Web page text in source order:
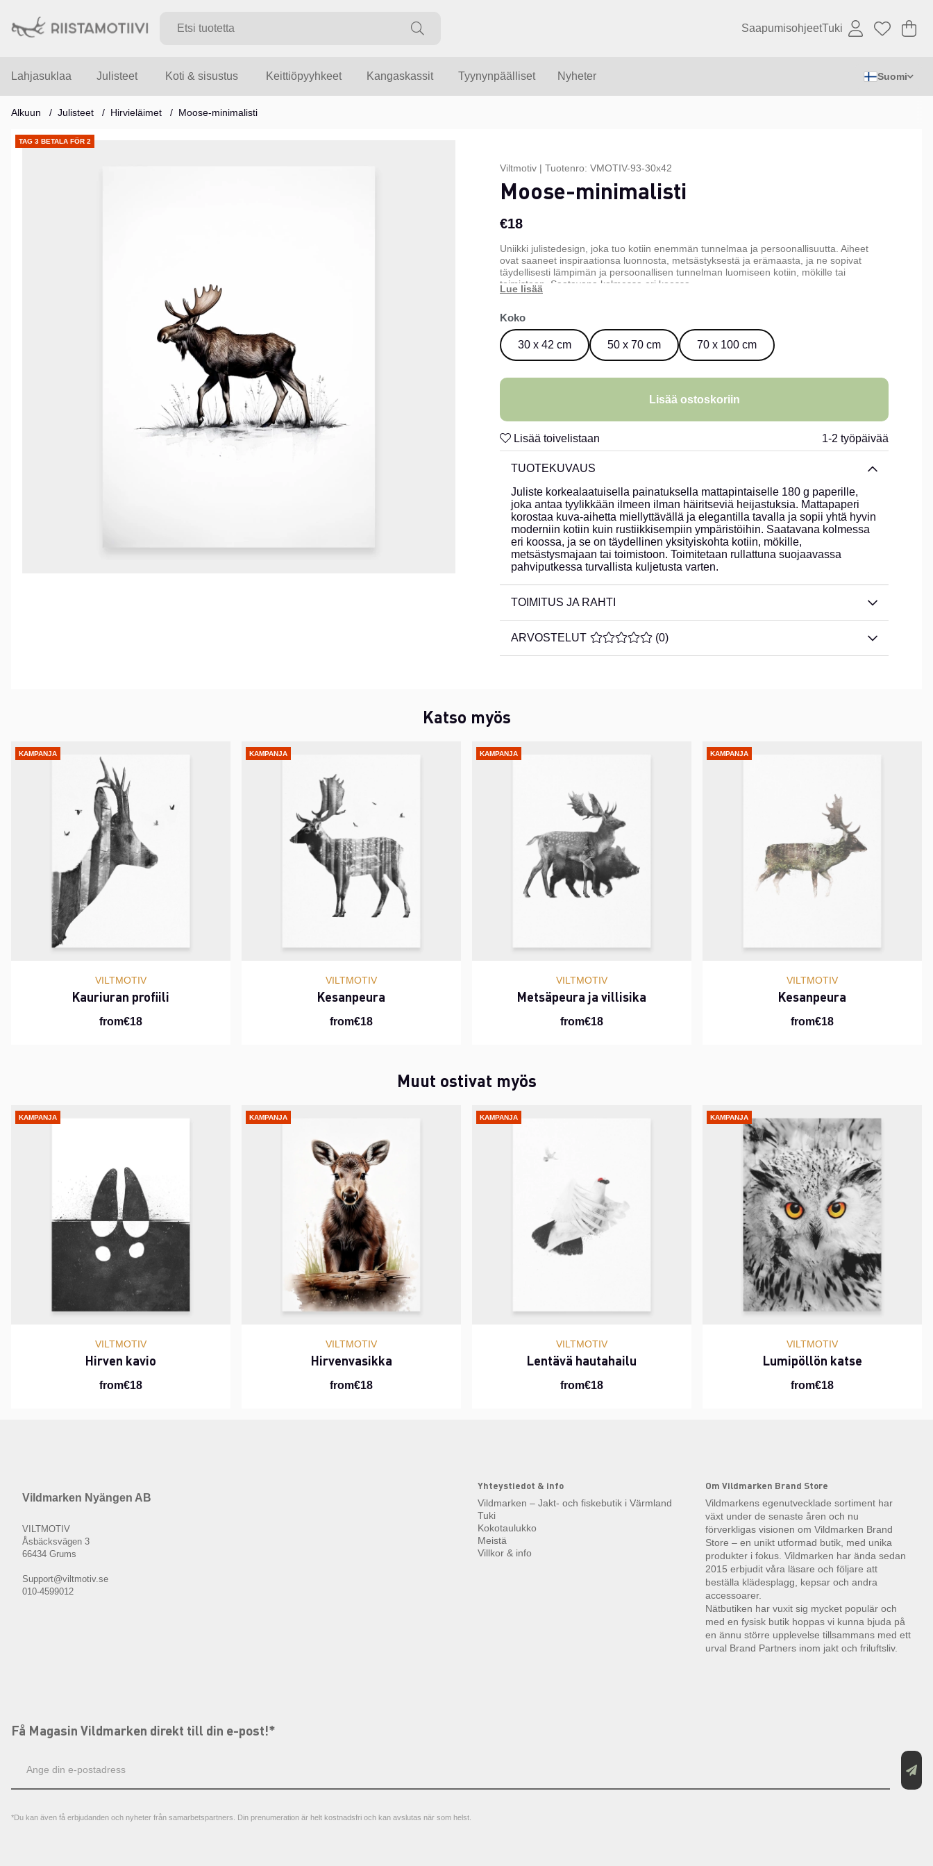
SaapumisohjeetTuki .
Lahjasuklaa Julisteet Koti & sisustus Keittiöpyyhkeet Kangaskassit Tyynynpäälliset Nyheter Suomi
Alkuun Julisteet Hirvieläimet Moose-minimalisti
TAG 3 BETALA FÖR 2
Tuotekuvat
Viltmotiv | Tuotenro: VMOTIV-93-30x42
Moose-minimalisti
€18
Uniikki julistedesign, joka tuo kotiin enemmän tunnelmaa ja persoonallisuutta. Aiheet
ovat saaneet inspiraationsa luonnosta, metsästyksestä ja erämaasta, ja ne sopivat
täydellisesti lämpimän ja persoonallisen tunnelman luomiseen kotiin, mökille tai
toimistoon. Saatavana kolmessa eri koossa.
Koko
30 x 42 cm 50 x 70 cm 70 x 100 cm
Lisää ostoskoriin
Lisää toivelistaan 1-2 työpäivää
TUOTEKUVAUS
Juliste korkealaatuisella painatuksella mattapintaiselle 180 g paperille,
joka antaa tyylikkään ilmeen ilman häiritseviä heijastuksia. Mattapaperi
korostaa kuva-aihetta miellyttävällä ja elegantilla tavalla ja sopii yhtä hyvin
moderniin kotiin kuin rustiikkisempiin ympäristöihin. Saatavana kolmessa
eri koossa, ja se on täydellinen yksityiskohta kotiin, mökille,
metsästysmajaan tai toimistoon. Toimitetaan rullattuna suojaavassa
pahviputkessa turvallista kuljetusta varten.
TOIMITUS JA RAHTI
ARVOSTELUT KESKIARVOLUOKITUS 0 / 5 ARVIOIDEN MÄÄRÄ 0
(0)
Katso myös
KAMPANJA
VILTMOTIV
Kauriuran profiili
from€18
KAMPANJA
VILTMOTIV
Kesanpeura
from€18
KAMPANJA
VILTMOTIV
Metsäpeura ja villisika
from€18
KAMPANJA
VILTMOTIV
Kesanpeura
from€18
Muut ostivat myös
KAMPANJA
VILTMOTIV
Hirven kavio
from€18
KAMPANJA
VILTMOTIV
Hirvenvasikka
from€18
KAMPANJA
VILTMOTIV
Lentävä hautahailu
from€18
KAMPANJA
VILTMOTIV
Lumipöllön katse
from€18
Vildmarken Nyängen AB
VILTMOTIV
Åsbäcksvägen 3
66434 Grums
Support@viltmotiv.se
010-4599012
Yhteystiedot & info
Vildmarken – Jakt- och fiskebutik i Värmland
Tuki
Kokotaulukko
Meistä
Villkor & info
Om Vildmarken Brand Store
Vildmarkens egenutvecklade sortiment har
växt under de senaste åren och nu
förverkligas visionen om Vildmarken Brand
Store – en unikt utformad butik, med unika
produkter i fokus. Vildmarken har ända sedan
2015 erbjudit våra läsare och följare att
beställa klädesplagg, kepsar och andra
accessoarer.
Nätbutiken har vuxit sig mycket populär och
med en fysisk butik hoppas vi kunna bjuda på
en ännu större upplevelse tillsammans med ett
urval Brand Partners inom jakt och friluftsliv.
Få Magasin Vildmarken direkt till din e-post!*
postadress
*Du kan även få erbjudanden och nyheter från samarbetspartners. Din prenumeration är helt kostnadsfri och kan avslutas när som helst.